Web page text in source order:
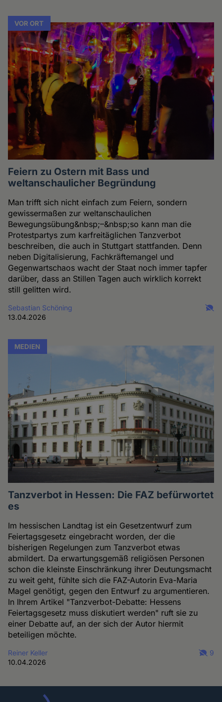
VOR ORT
Feiern zu Ostern mit Bass und
weltanschaulicher Begründung
Man trifft sich nicht einfach zum Feiern, sondern
gewissermaßen zur weltanschaulichen
Bewegungsübung&nbsp;–&nbsp;so kann man die
Protestpartys zum karfreitäglichen Tanzverbot
beschreiben, die auch in Stuttgart stattfanden. Denn
neben Digitalisierung, Fachkräftemangel und
Gegenwartschaos wacht der Staat noch immer tapfer
darüber, dass an Stillen Tagen auch wirklich korrekt
still gelitten wird.
Sebastian Schöning
13.04.2026
MEDIEN
Tanzverbot in Hessen: Die FAZ befürwortet
es
Im hessischen Landtag ist ein Gesetzentwurf zum
Feiertagsgesetz eingebracht worden, der die
bisherigen Regelungen zum Tanzverbot etwas
abmildert. Da erwartungsgemäß religiösen Personen
schon die kleinste Einschränkung ihrer Deutungsmacht
zu weit geht, fühlte sich die FAZ-Autorin Eva-Maria
Magel genötigt, gegen den Entwurf zu argumentieren.
In Ihrem Artikel "Tanzverbot-Debatte: Hessens
Feiertagsgesetz muss diskutiert werden" ruft sie zu
einer Debatte auf, an der sich der Autor hiermit
beteiligen möchte.
Reiner Keller
10.04.2026
9